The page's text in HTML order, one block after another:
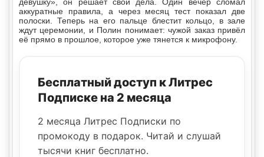
аккуратные правила, а через месяц тест показал две
полоски. Теперь на его пальце блестит кольцо, в зале
ждут церемонии, и Полин понимает: чужой заказ привёл
её прямо в прошлое, которое уже тянется к микрофону.
Бесплатный доступ к Литрес
Подписке на 2 месяца
2 месяца Литрес Подписки по
промокоду в подарок. Читай и слушай
тысячи книг бесплатно.